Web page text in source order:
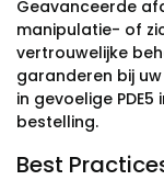
Geavanceerde
manipulatie- of
vertrouwelijke
garanderen bij
in gevoelige
bestelling.
Best